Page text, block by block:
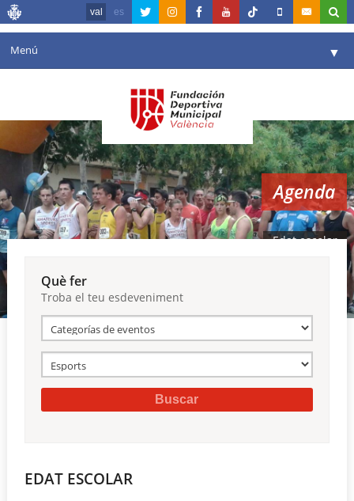
val es
Menú ▼
Agenda
Instal·lacions ▼
Comunicació ▼
València en esport ▼
Reserves
Agenda
Edat escolar
Què fer
Troba el teu esdeveniment
EDAT ESCOLAR